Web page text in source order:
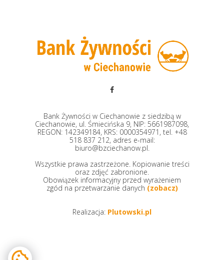
Bank Żywności w Ciechanowie z siedzibą w
Ciechanowie, ul. Śmiecińska 9, NIP: 5661987098,
REGON: 142349184, KRS: 0000354971, tel. +48
518 837 212, adres e-mail:
biuro@bzciechanow.pl.
Wszystkie prawa zastrzeżone. Kopiowanie treści
oraz zdjęć zabronione.
Obowiązek informacyjny przed wyrażeniem
zgód na przetwarzanie danych (zobacz)
Realizacja: Plutowski.pl